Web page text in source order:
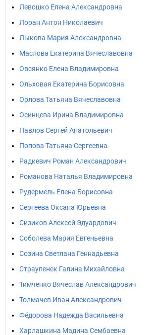
Левошко Елена Александровна
Лоран Антон Николаевич
Лыкова Мария Александровна
Маслова Екатерина Вячеславовна
Овсянко Елена Владимировна
Ольховая Екатерина Борисовна
Орлова Татьяна Вячеславовна
Осинцева Ирина Владимировна
Павлов Сергей Анатольевич
Попова Татьяна Сергеевна
Радкевич Роман Александрович
Романова Наталья Владимировна
Рудермель Елена Борисовна
Сергеева Оксана Юрьевна
Сизиков Алексей Эдуардович
Соболева Мария Евгеньевна
Созина Светлана Геннадьевна
Страупенек Галина Михайловна
Тимченко Вячеслав Александрович
Толмачев Иван Александрович
Фёдорова Надежда Васильевна
Харлашкина Мадина Сембаевна